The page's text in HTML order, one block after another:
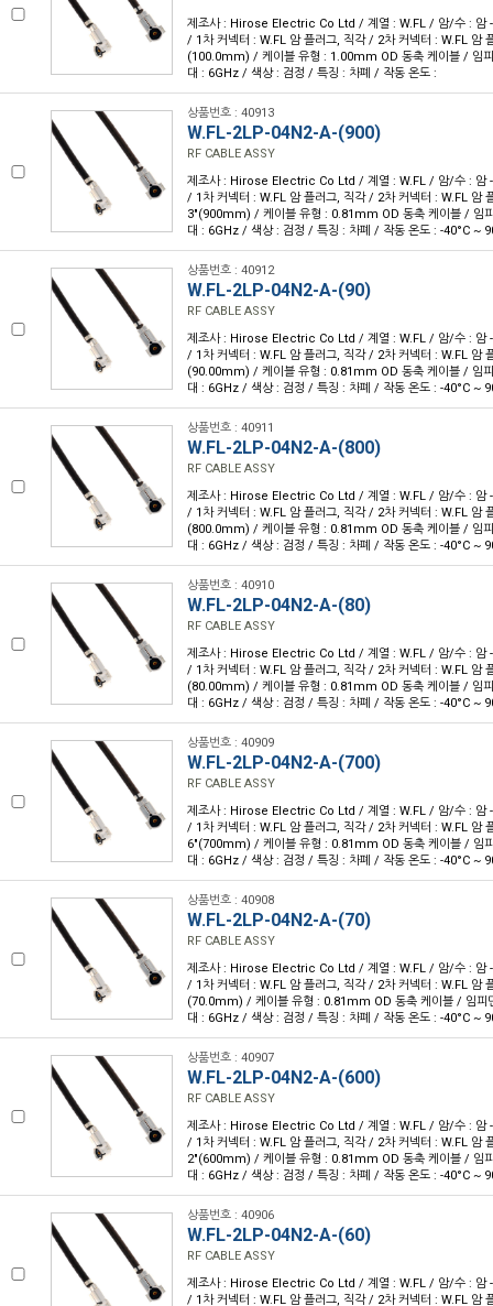
제조사 : Hirose Electric Co Ltd / 계열 : W.FL / 암/수 : 암 -
/ 1차 커넥터 : W.FL 암 플러그, 직각 / 2차 커넥터 : W.FL 암
(100.0mm) / 케이블 유형 : 1.00mm OD 동축 케이블 / 임
대 : 6GHz / 색상 : 검정 / 특징 : 차폐 / 작동 온도 :
상품번호 : 40913
W.FL-2LP-04N2-A-(900)
RF CABLE ASSY
제조사 : Hirose Electric Co Ltd / 계열 : W.FL / 암/수 : 암 -
/ 1차 커넥터 : W.FL 암 플러그, 직각 / 2차 커넥터 : W.FL 암
3"(900mm) / 케이블 유형 : 0.81mm OD 동축 케이블 / 임
대 : 6GHz / 색상 : 검정 / 특징 : 차폐 / 작동 온도 : -40°C ~
상품번호 : 40912
W.FL-2LP-04N2-A-(90)
RF CABLE ASSY
제조사 : Hirose Electric Co Ltd / 계열 : W.FL / 암/수 : 암 -
/ 1차 커넥터 : W.FL 암 플러그, 직각 / 2차 커넥터 : W.FL 암
(90.00mm) / 케이블 유형 : 0.81mm OD 동축 케이블 / 임
대 : 6GHz / 색상 : 검정 / 특징 : 차폐 / 작동 온도 : -40°C ~
상품번호 : 40911
W.FL-2LP-04N2-A-(800)
RF CABLE ASSY
제조사 : Hirose Electric Co Ltd / 계열 : W.FL / 암/수 : 암 -
/ 1차 커넥터 : W.FL 암 플러그, 직각 / 2차 커넥터 : W.FL 암
(800.0mm) / 케이블 유형 : 0.81mm OD 동축 케이블 / 임
대 : 6GHz / 색상 : 검정 / 특징 : 차폐 / 작동 온도 : -40°C ~
상품번호 : 40910
W.FL-2LP-04N2-A-(80)
RF CABLE ASSY
제조사 : Hirose Electric Co Ltd / 계열 : W.FL / 암/수 : 암 -
/ 1차 커넥터 : W.FL 암 플러그, 직각 / 2차 커넥터 : W.FL 암
(80.00mm) / 케이블 유형 : 0.81mm OD 동축 케이블 / 임
대 : 6GHz / 색상 : 검정 / 특징 : 차폐 / 작동 온도 : -40°C ~
상품번호 : 40909
W.FL-2LP-04N2-A-(700)
RF CABLE ASSY
제조사 : Hirose Electric Co Ltd / 계열 : W.FL / 암/수 : 암 -
/ 1차 커넥터 : W.FL 암 플러그, 직각 / 2차 커넥터 : W.FL 암
6"(700mm) / 케이블 유형 : 0.81mm OD 동축 케이블 / 임
대 : 6GHz / 색상 : 검정 / 특징 : 차폐 / 작동 온도 : -40°C ~
상품번호 : 40908
W.FL-2LP-04N2-A-(70)
RF CABLE ASSY
제조사 : Hirose Electric Co Ltd / 계열 : W.FL / 암/수 : 암 -
/ 1차 커넥터 : W.FL 암 플러그, 직각 / 2차 커넥터 : W.FL 암
(70.0mm) / 케이블 유형 : 0.81mm OD 동축 케이블 / 임피
대 : 6GHz / 색상 : 검정 / 특징 : 차폐 / 작동 온도 : -40°C ~
상품번호 : 40907
W.FL-2LP-04N2-A-(600)
RF CABLE ASSY
제조사 : Hirose Electric Co Ltd / 계열 : W.FL / 암/수 : 암 -
/ 1차 커넥터 : W.FL 암 플러그, 직각 / 2차 커넥터 : W.FL 암
2"(600mm) / 케이블 유형 : 0.81mm OD 동축 케이블 / 임
대 : 6GHz / 색상 : 검정 / 특징 : 차폐 / 작동 온도 : -40°C ~
상품번호 : 40906
W.FL-2LP-04N2-A-(60)
RF CABLE ASSY
제조사 : Hirose Electric Co Ltd / 계열 : W.FL / 암/수 : 암 -
/ 1차 커넥터 : W.FL 암 플러그, 직각 / 2차 커넥터 : W.FL 암